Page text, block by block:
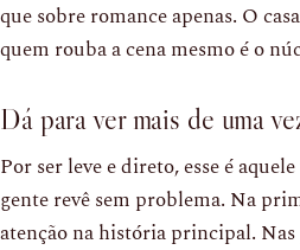
que sobre romance apenas. O
quem rouba a cena mesmo é o
Dá para ver mais de uma
Por ser leve e direto, esse é
gente revê sem problema. Na
atenção na história principal.